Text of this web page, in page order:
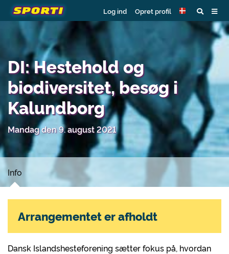
Log ind Opret profil
DI: Hestehold og
biodiversitet, besøg i
Kalundborg
Mandag den 9. august 2021
Info
Dansk Islandshesteforening sætter fokus på, hvordan
Arrangementet er afholdt